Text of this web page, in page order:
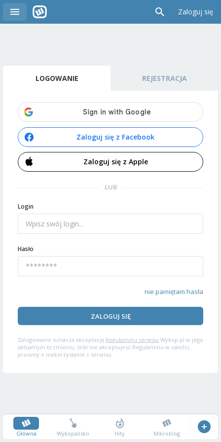
Zaloguj się
LOGOWANIE REJESTRACJA
Zaloguj się z Facebook
Zaloguj się z Apple
LUB
Login
Hasło
nie pamiętam hasła
ZALOGUJ SIĘ
Zalogowanie oznacza akceptację Regulaminu serwisu Wykop.pl w jego
aktualnym brzmieniu. Jeśli nie akceptujesz Regulaminu w całości,
prosimy o niekorzystanie z serwisu.
Główna Wykopalisko Hity Mikroblog